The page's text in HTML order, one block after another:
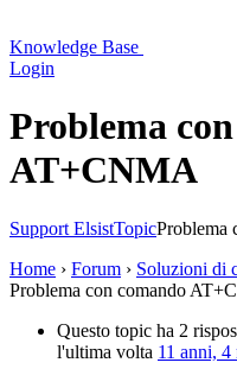
Knowledge Base
Login
Problema
AT+CNMA
Support ElsistTopicProblema
Home › Forum › Soluzioni di
Problema con comando
Questo topic ha 2
l'ultima volta 11 anni, 4